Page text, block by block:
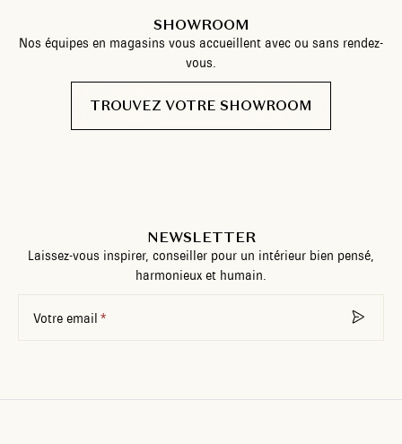
SHOWROOM
Nos équipes en magasins vous accueillent avec ou sans rendez-
vous.
TROUVEZ VOTRE SHOWROOM
NEWSLETTER
Laissez-vous inspirer, conseiller pour un intérieur bien pensé,
harmonieux et humain.
Votre email